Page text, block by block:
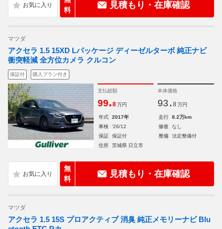
料
見積もり・在庫確認
マツダ
アクセラ 1.5 15XD Lパッケージ ディーゼルターボ 純正ナビ
衝突軽減 全方位カメラ クルコン
保証付 購入プラン付き
支払総額
99.8 万円
本体価格
93. 8 万円
年式 2017年 走行
8.2万km
車検
'26/12 修復
なし
保証
保証付 整備
法定整備付
住所
茨城県 日立市
無
料
見積もり・在庫確認
マツダ
アクセラ 1.5 15S プロアクティブ 消臭 純正メモリーナビ Blu